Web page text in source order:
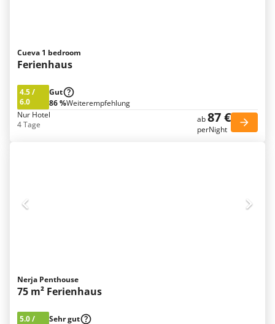
Cueva 1 bedroom
Ferienhaus
4.5/
6.0
Gut
86 %Weiterempfehlung
Nur Hotel
4 Tage
ab87 €
perNight
Nerja Penthouse
75 m² Ferienhaus
5.0/
Sehr gut